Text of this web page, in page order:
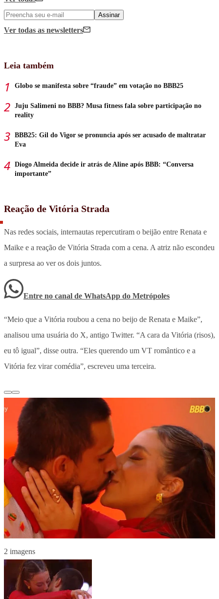
Assinar
Ver todas as newsletters
Leia também
Globo se manifesta sobre “fraude” em votação no BBB25
Juju Salimeni no BBB? Musa fitness fala sobre participação no
reality
BBB25: Gil do Vigor se pronuncia após ser acusado de maltratar
Eva
Diogo Almeida decide ir atrás de Aline após BBB: “Conversa
importante”
Reação de Vitória Strada
Nas redes sociais, internautas repercutiram o beijão entre Renata e
Maike e a reação de Vitória Strada com a cena. A atriz não escondeu
a surpresa ao ver os dois juntos.
Entre no canal de WhatsApp do Metrópoles
“Meio que a Vitória roubou a cena no beijo de Renata e Maike”,
analisou uma usuária do X, antigo Twitter. “A cara da Vitória (risos),
eu tô igual”, disse outra. “Eles querendo um VT romântico e a
Vitória fez virar comédia”, escreveu uma terceira.
2 imagens